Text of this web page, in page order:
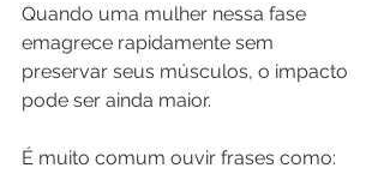
Quando uma mulher nessa fase
emagrece rapidamente sem
preservar seus músculos, o impacto
pode ser ainda maior.
É muito comum ouvir frases como: